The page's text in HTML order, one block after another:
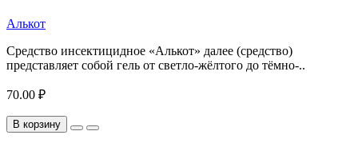
Алькот
Средство инсектицидное «Алькот» далее (средство)
представляет собой гель от светло-жёлтого до тёмно-..
70.00 ₽
В корзину